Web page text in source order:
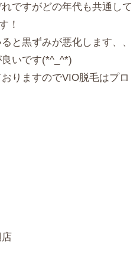
ですがどの年代も共通して
！
と黒ずみが悪化します、、
いです(*^_^*)
りますのでVIO脱毛はプロ